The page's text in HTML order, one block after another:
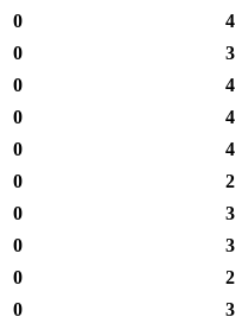
0 4
0 3
0 4
0 4
0 4
0 2
0 3
0 3
0 2
0 3